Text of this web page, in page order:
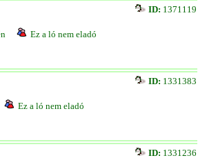
ID: 1371119
Ez a ló nem eladó
ID: 1331383
Ez a ló nem eladó
ID: 1331236